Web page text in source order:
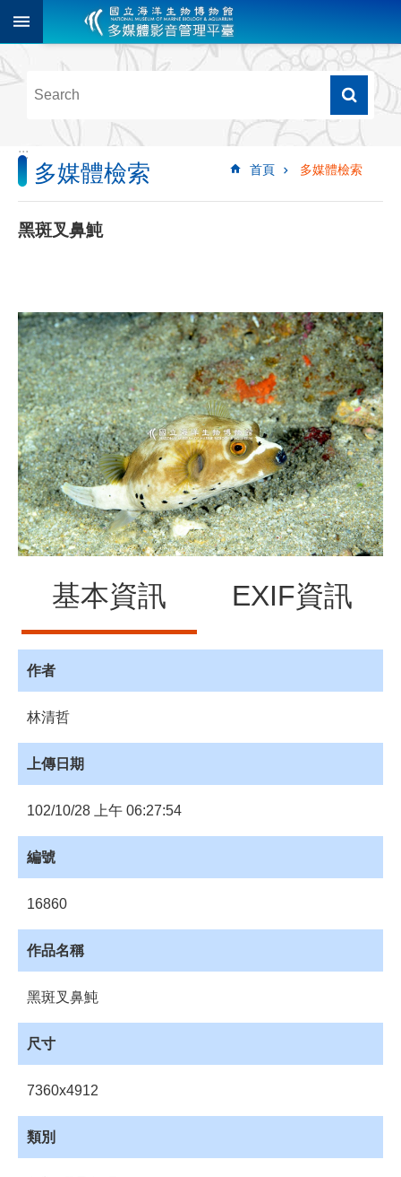
跳到主要內容區塊
階
尋
多
媒
體
檢
像
影
音
音
源
訊
息
發
布
諮
詢
會
員
專
區
館
員
網
站
購
車
載
資
:::
首頁 多媒體檢索
多媒體檢索
黑斑叉鼻魨
基本資訊 EXIF資訊
作者
林清哲
上傳日期
102/10/28 上午 06:27:54
編號
16860
作品名稱
黑斑叉鼻魨
尺寸
7360x4912
類別